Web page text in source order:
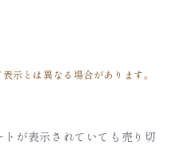
示とは異なる場合があります。
が表示されていても売り切